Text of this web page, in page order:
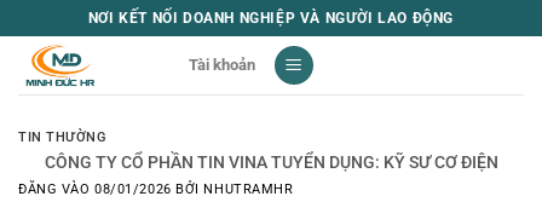
qua
NƠI KẾT NỐI DOANH NGHIỆP VÀ NGƯỜI LAO ĐỘNG
Tài khoản
TIN THƯỜNG
CÔNG TY CỔ PHẦN TIN VINA TUYỂN DỤNG: KỸ SƯ CƠ ĐIỆN
ĐĂNG VÀO08/01/2026 BỞINHUTRAMHR